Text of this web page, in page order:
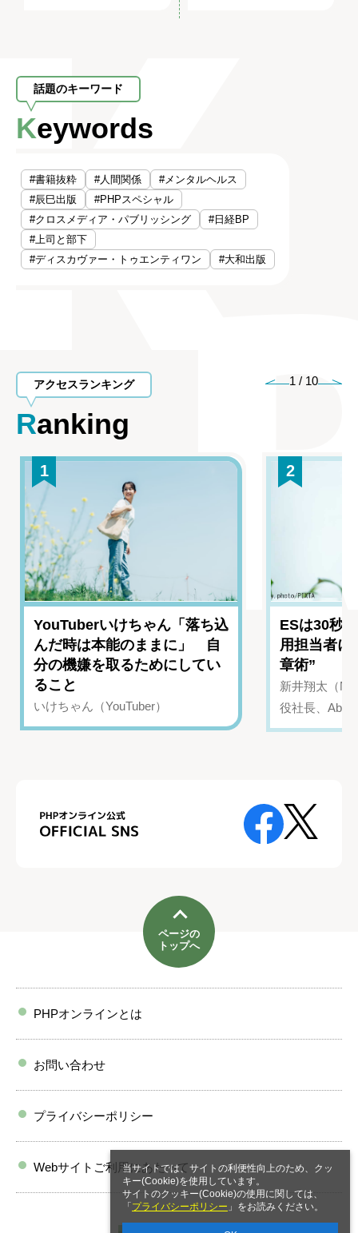
当サイトでは、サイトの利便性向上のため、クッ
キー(Cookie)を使用しています。
サイトのクッキー(Cookie)の使用に関しては、
「 プライバシーポリシー 」をお読みください。
話題のキーワード
Keywords
#書籍抜粋 #人間関係
#メンタルヘルス
#辰巳出版
#PHPスペシャル
#クロスメディア・パブリッシング
#日経BP
#上司と部下
#ディスカヴァー・トゥエンティワン
#大和出版
アクセスランキング
Ranking
1 / 10
1
YouTuberいけちゃん「落ち込
んだ時は本能のままに」 自
分の機嫌を取るためにしてい
ること
いけちゃん（YouTuber）
2
ESは30秒
用担当者に
章術”
新井翔太（
役社長、
ページの
トップへ
PHPオンラインとは
お問い合わせ
プライバシーポリシー
Webサイトご利用にあたって